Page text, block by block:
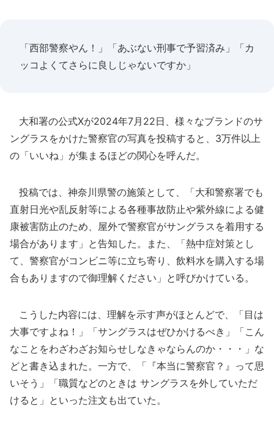
「西部警察やん！」「あぶない刑事で予習済み」「カ
ッコよくてさらに良しじゃないですか」
大和署の公式Xが2024年7月22日、様々なブランドのサ
ングラスをかけた警察官の写真を投稿すると、3万件以上
の「いいね」が集まるほどの関心を呼んだ。
投稿では、神奈川県警の施策として、「大和警察署でも
直射日光や乱反射等による各種事故防止や紫外線による健
康被害防止のため、屋外で警察官がサングラスを着用する
場合があります」と告知した。また、「熱中症対策とし
て、警察官がコンビニ等に立ち寄り、飲料水を購入する場
合もありますので御理解ください」と呼びかけている。
こうした内容には、理解を示す声がほとんどで、「目は
大事ですよね！」「サングラスはぜひかけるべき」「こん
なことをわざわざお知らせしなきゃならんのか・・・」な
どと書き込まれた。一方で、「『本当に警察官？』って思
いそう」「職質などのときは サングラスを外していただ
けると」といった注文も出ていた。